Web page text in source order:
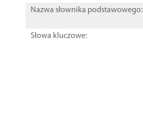
Nazwa słownika podstawowego:
Słowa kluczowe: